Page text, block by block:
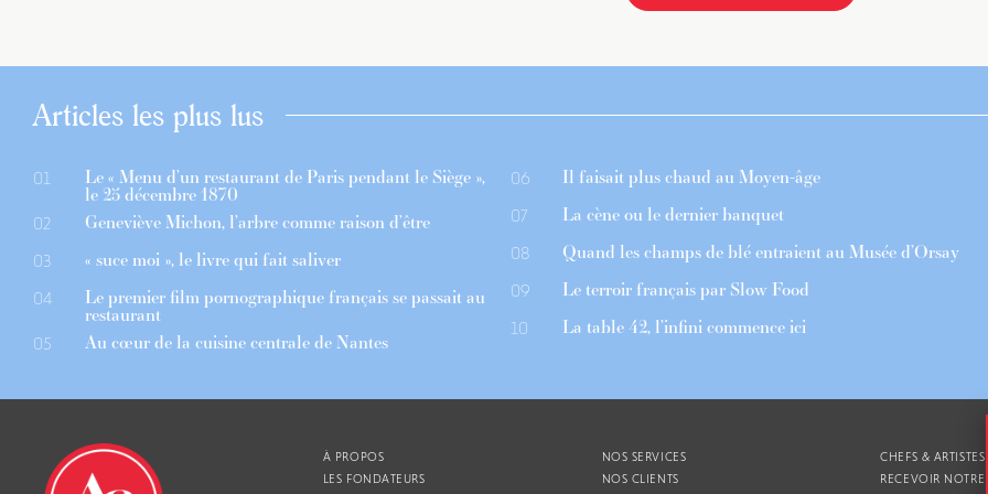
Articles les plus lus
01 Le « Menu d’un restaurant de Paris pendant le Siège »,
le 25 décembre 1870
02 Geneviève Michon, l’arbre comme raison d’être
03 « suce moi », le livre qui fait saliver
04 Le premier film pornographique français se passait au
restaurant
05 Au cœur de la cuisine centrale de Nantes
06 Il faisait plus chaud au Moyen-âge
07 La cène ou le dernier banquet
08 Quand les champs de blé entraient au Musée d’Orsay
09 Le terroir français par Slow Food
10 La table 42, l’infini commence ici
À PROPOS
LES FONDATEURS
NOS SERVICES
NOS CLIENTS
CHEFS & ARTISTES
RECEVOIR NOTRE